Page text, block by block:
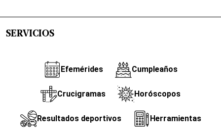
SERVICIOS
Efemérides Cumpleaños
Crucigramas Horóscopos
Resultados deportivos Herramientas